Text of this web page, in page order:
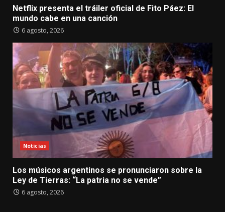
Netflix presenta el tráiler oficial de Fito Páez: El
mundo cabe en una canción
6 agosto, 2026
Noticias
Los músicos argentinos se pronunciaron sobre la
Ley de Tierras: “La patria no se vende”
6 agosto, 2026